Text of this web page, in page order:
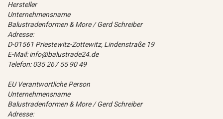
Hersteller
Unternehmensname
Balustradenformen & More / Gerd Schreiber
Adresse:
D-01561 Priestewitz-Zottewitz, Lindenstraße 19
E-Mail: info@balustrade24.de
Telefon: 035 267 55 90 49
EU Verantwortliche Person
Unternehmensname
Balustradenformen & More / Gerd Schreiber
Adresse: